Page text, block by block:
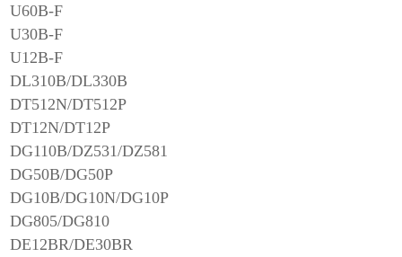
U60B-F
U30B-F
U12B-F
DL310B/DL330B
DT512N/DT512P
DT12N/DT12P
DG110B/DZ531/DZ581
DG50B/DG50P
DG10B/DG10N/DG10P
DG805/DG810
DE12BR/DE30BR